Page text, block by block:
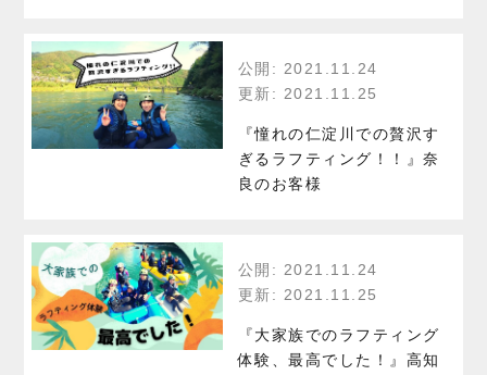
公開: 2021.11.24
更新: 2021.11.25
『憧れの仁淀川での贅沢す
ぎるラフティング！！』奈
良のお客様
公開: 2021.11.24
更新: 2021.11.25
『大家族でのラフティング
体験、最高でした！』高知